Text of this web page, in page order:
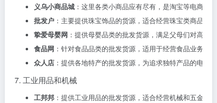
义乌小商品城 ：这里各类小商品应有尽有，是淘宝等电商
批发户 ：主要提供珠宝饰品的货源，适合经营珠宝类商品
挚爱母婴网 ：提供母婴品类的批发货源，满足父母们对高质
食品网 ：针对食品品类的批发货源，适用于经营食品业务
众人店 ：提供各地特产的批发货源，为追求独特产品的电
7. 工业用品和机械
工邦邦 ：提供工业用品的批发货源，适合经营机械和五金